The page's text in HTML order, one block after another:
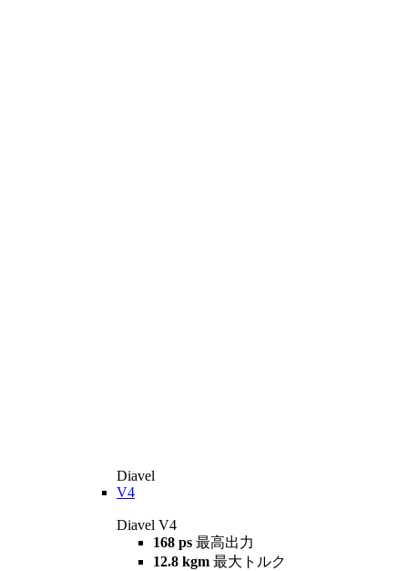
Diavel
V4
Diavel V4
168 ps 最高出力
12.8 kgm 最大トルク